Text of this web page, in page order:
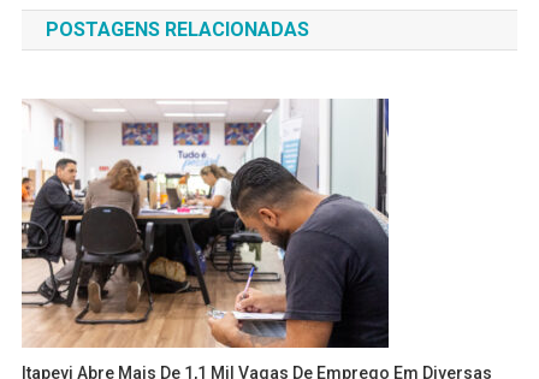
Post
POSTAGENS RELACIONADAS
Itapevi Abre Mais De 1,1 Mil Vagas De Emprego Em Diversas